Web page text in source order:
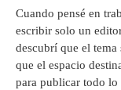
Cuando pensé en
escribir solo un
descubrí que el tema
que el espacio
para publicar todo lo